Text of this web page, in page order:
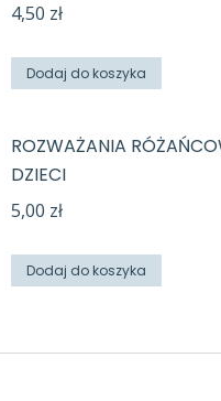
4,50 zł
Dodaj do koszyka
ROZWAŻANIA
DZIECI
5,00 zł
Dodaj do koszyka